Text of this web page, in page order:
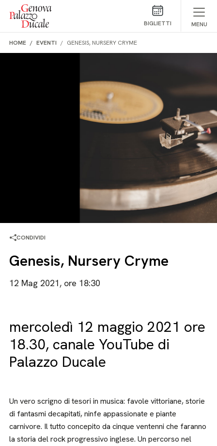
Salta al contenuto
BIGLIETTI MENU
HOME EVENTI GENESIS, NURSERY CRYME
CONDIVIDI
Genesis, Nursery Cryme
12 Mag 2021, ore 18:30
mercoledì 12 maggio 2021 ore
18.30, canale YouTube di
Palazzo Ducale
Un vero scrigno di tesori in musica: favole vittoriane, storie
di fantasmi decapitati, ninfe appassionate e piante
carnivore. Il tutto concepito da cinque ventenni che faranno
la storia del rock progressivo inglese. Un percorso nel